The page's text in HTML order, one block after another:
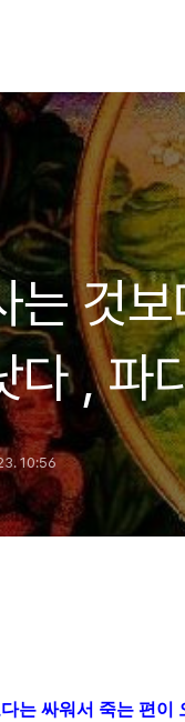
는 것
다 , 파
10:56
는 싸워서 죽는 편이